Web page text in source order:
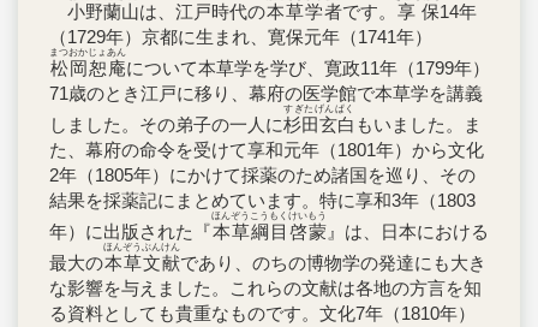
小野蘭山は、江戸時代の本草学者です。 享保14年
（1729年）京都に生まれ、寛保元年（1741年）
松岡恕庵
まつおかじょあん
について本草学を学び、寛政11年（1799年）
71歳のとき江戸に移り、幕府の医学館で本草学を講義
しました。その弟子の一人に杉田玄白
すぎたげんぱく
もいました。ま
た、幕府の命令を受けて享和元年（1801年）から文化
2年（1805年）にかけて採薬のため諸国を巡り、その
結果を採薬記にまとめています。特に享和3年（1803
年）に出版された『本草綱目啓蒙
ほんぞうこうもくけいもう
』は、日本における
最大の本草文献
ほんぞうぶんけん
であり、のちの博物学の発達にも大き
な影響を与えました。これらの文献は各地の方言を知
る資料としても貴重なものです。文化7年（1810年）